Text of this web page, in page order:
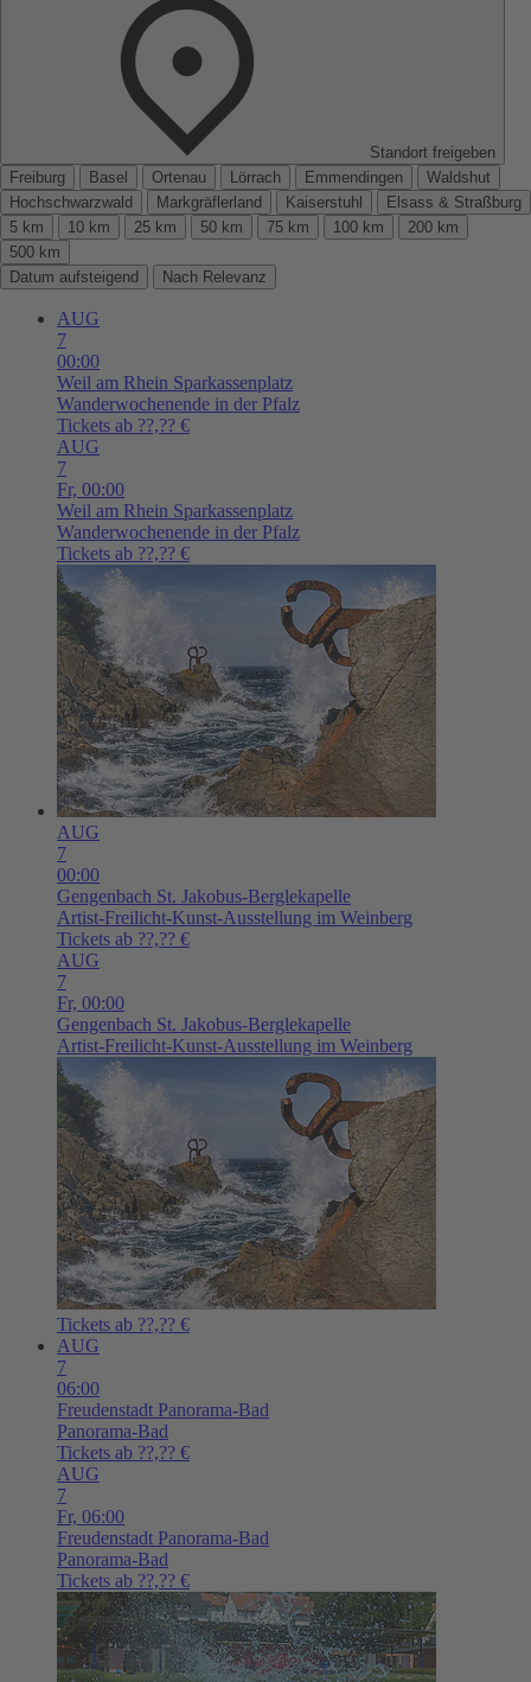
Standort freigeben
Freiburg
Basel Ortenau Lörrach Emmendingen
Waldshut
Hochschwarzwald
Markgräflerland Kaiserstuhl
Elsass & Straßburg
5 km
10 km 25 km 50 km 75 km 100 km
200 km
500 km
Datum aufsteigend
Nach Relevanz
AUG
7
00:00
Weil am Rhein Sparkassenplatz
Wanderwochenende in der Pfalz
Tickets ab ??,?? €
AUG
7
Fr, 00:00
Weil am Rhein Sparkassenplatz
Wanderwochenende in der Pfalz
Tickets ab ??,?? €
AUG
7
00:00
Gengenbach St. Jakobus-Berglekapelle
Artist-Freilicht-Kunst-Ausstellung im Weinberg
Tickets ab ??,?? €
AUG
7
Fr, 00:00
Gengenbach St. Jakobus-Berglekapelle
Artist-Freilicht-Kunst-Ausstellung im Weinberg
Tickets ab ??,?? €
AUG
7
06:00
Freudenstadt Panorama-Bad
Panorama-Bad
Tickets ab ??,?? €
AUG
7
Fr, 06:00
Freudenstadt Panorama-Bad
Panorama-Bad
Tickets ab ??,?? €